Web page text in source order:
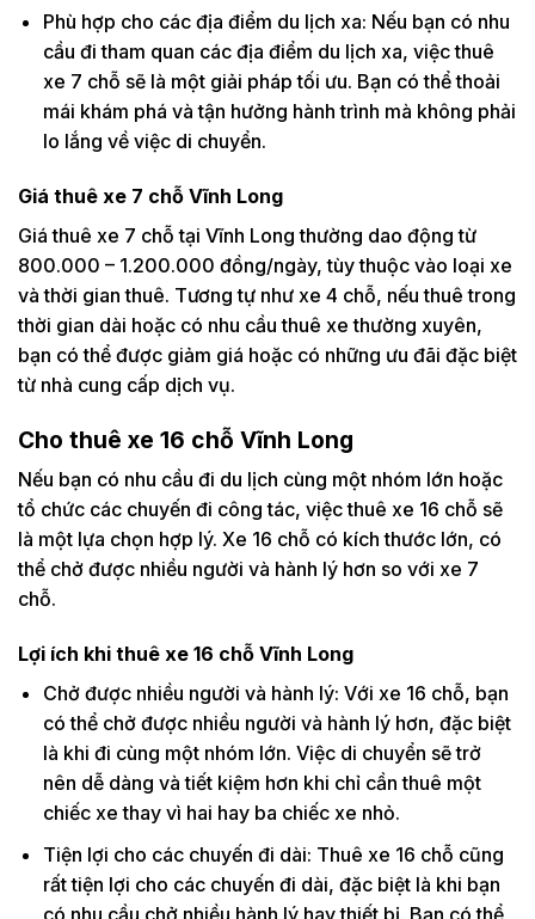
Phù hợp cho các địa điểm du lịch xa: Nếu bạn có nhu
cầu đi tham quan các địa điểm du lịch xa, việc thuê
xe 7 chỗ sẽ là một giải pháp tối ưu. Bạn có thể thoải
mái khám phá và tận hưởng hành trình mà không phải
lo lắng về việc di chuyển.
Giá thuê xe 7 chỗ Vĩnh Long
Giá thuê xe 7 chỗ tại Vĩnh Long thường dao động từ
800.000 – 1.200.000 đồng/ngày, tùy thuộc vào loại xe
và thời gian thuê. Tương tự như xe 4 chỗ, nếu thuê trong
thời gian dài hoặc có nhu cầu thuê xe thường xuyên,
bạn có thể được giảm giá hoặc có những ưu đãi đặc biệt
từ nhà cung cấp dịch vụ.
Cho thuê xe 16 chỗ Vĩnh Long
Nếu bạn có nhu cầu đi du lịch cùng một nhóm lớn hoặc
tổ chức các chuyến đi công tác, việc thuê xe 16 chỗ sẽ
là một lựa chọn hợp lý. Xe 16 chỗ có kích thước lớn, có
thể chở được nhiều người và hành lý hơn so với xe 7
chỗ.
Lợi ích khi thuê xe 16 chỗ Vĩnh Long
Chở được nhiều người và hành lý: Với xe 16 chỗ, bạn
có thể chở được nhiều người và hành lý hơn, đặc biệt
là khi đi cùng một nhóm lớn. Việc di chuyển sẽ trở
nên dễ dàng và tiết kiệm hơn khi chỉ cần thuê một
chiếc xe thay vì hai hay ba chiếc xe nhỏ.
Tiện lợi cho các chuyến đi dài: Thuê xe 16 chỗ cũng
rất tiện lợi cho các chuyến đi dài, đặc biệt là khi bạn
có nhu cầu chở nhiều hành lý hay thiết bị. Bạn có thể